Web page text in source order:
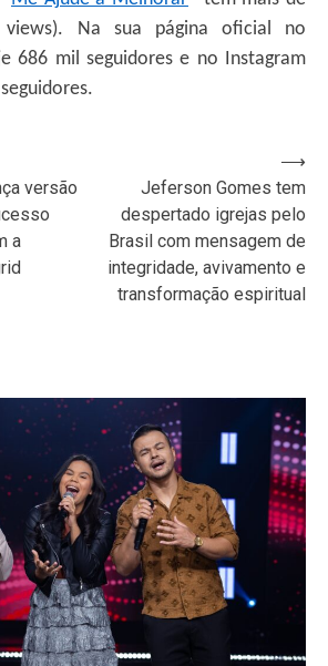
Na sua página oficial no
686 mil seguidores e no Instagram
versão
a
Jeferson Gomes tem
despertado igrejas pelo
Brasil com mensagem de
integridade, avivamento e
transformação espiritual
⟶